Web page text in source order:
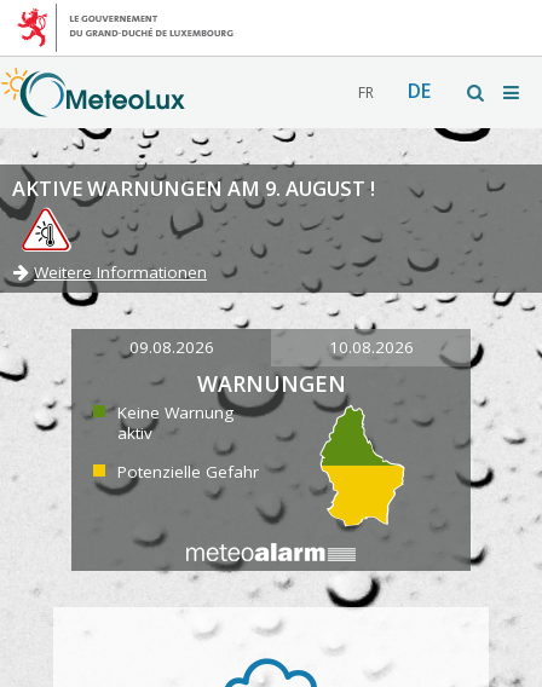
FR DE
AKTIVE WARNUNGEN AM 9. AUGUST !
Weitere Informationen
09.08.2026 10.08.2026
WARNUNGEN
Keine Warnung
aktiv
Potenzielle Gefahr